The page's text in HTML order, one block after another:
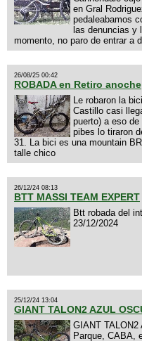
en Gral
pedaleabamos
las denuncias y
momento, no paro de entrar a
26/08/25 00:42
ROBADA en Retiro anoche
Le robaron la
Castillo casi
puerto) a eso
pibes lo tiraron
31. La bici es una mountain
talle chico
26/12/24 08:13
BTT MASSI TEAM EXPERT
Btt robada del
23/12/2024
25/12/24 13:04
GIANT TALON2 AZUL
GIANT TALON2
Parque, CABA,